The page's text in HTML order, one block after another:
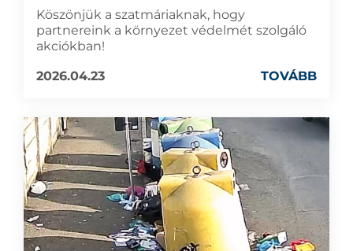
Köszönjük a szatmáriaknak, hogy
partnereink a környezet védelmét szolgáló
akciókban!
2026.04.23
TOVÁBB